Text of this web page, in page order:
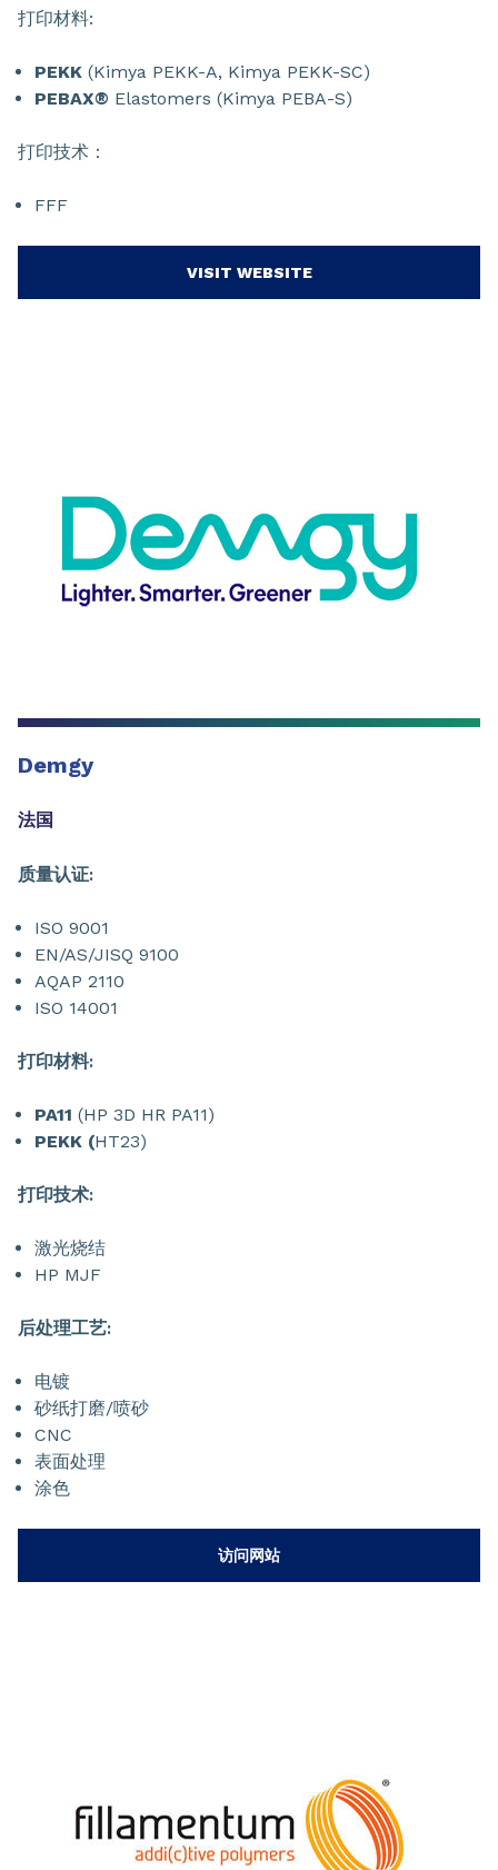
打印材料:
PEKK (Kimya PEKK-A, Kimya PEKK-SC)
PEBAX® Elastomers (Kimya PEBA-S)
打印技术：
FFF
VISIT WEBSITE
Demgy
法国
质量认证:
ISO 9001
EN/AS/JISQ 9100
AQAP 2110
ISO 14001
打印材料:
PA11 (HP 3D HR PA11)
PEKK (HT23)
打印技术:
激光烧结
HP MJF
后处理工艺:
电镀
砂纸打磨/喷砂
CNC
表面处理
涂色
访问网站